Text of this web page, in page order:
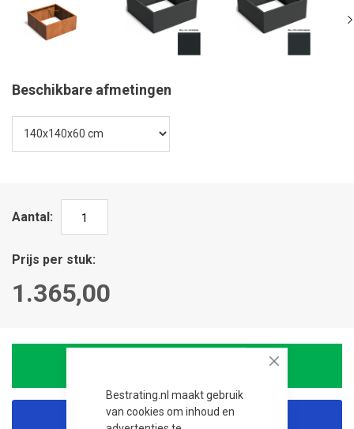
Bestrating.nl maakt gebruik
van cookies om inhoud en
Beschikbare afmetingen
Aantal
Prijs per stuk
1.365,00
Korting aanvragen